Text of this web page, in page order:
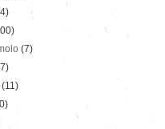
(7)
(11)